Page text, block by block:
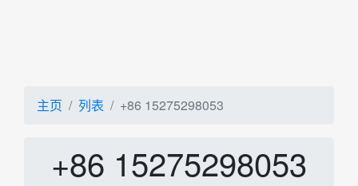
主页 列表 +86 15275298053
+86 15275298053